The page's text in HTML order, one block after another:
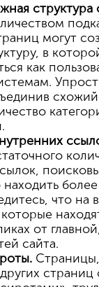
структура
могут
в
как
более
что на
от
сайта.
страниц